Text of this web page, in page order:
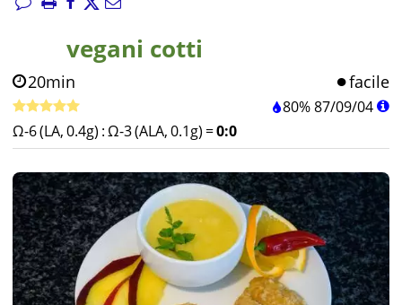
vegani cotti
20min facile
80%87/09/04
Ω-6 (LA, 0.4g) :Ω-3 (ALA, 0.1g) =0:0